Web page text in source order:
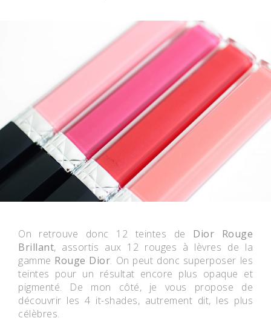
On retrouve donc 12 teintes de Dior Rouge
Brillant, assortis aux 12 rouges à lèvres de la
gamme Rouge Dior. On peut donc superposer les
teintes pour un résultat encore plus opaque et
pigmenté. De mon côté, je vous propose de
découvrir les 4 it-shades, autrement dit, les plus
célèbres.